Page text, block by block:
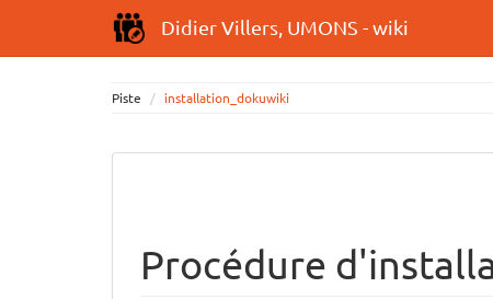
Didier Villers, UMONS - wiki
Piste
installation_dokuwiki
Procédure